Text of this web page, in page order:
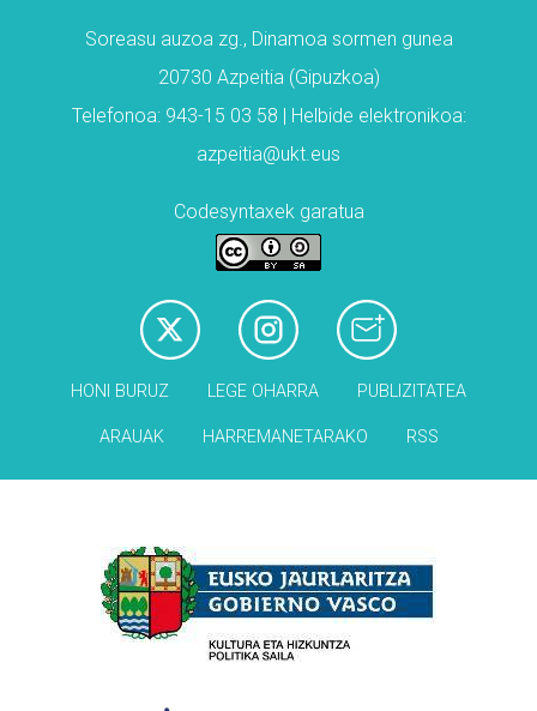
Soreasu auzoa zg., Dinamoa sormen gunea
20730 Azpeitia (Gipuzkoa)
Telefonoa: 943-15 03 58 | Helbide elektronikoa:
azpeitia@ukt.eus
Codesyntaxek garatua
HONI BURUZ LEGE OHARRA PUBLIZITATEA
ARAUAK HARREMANETARAKO RSS